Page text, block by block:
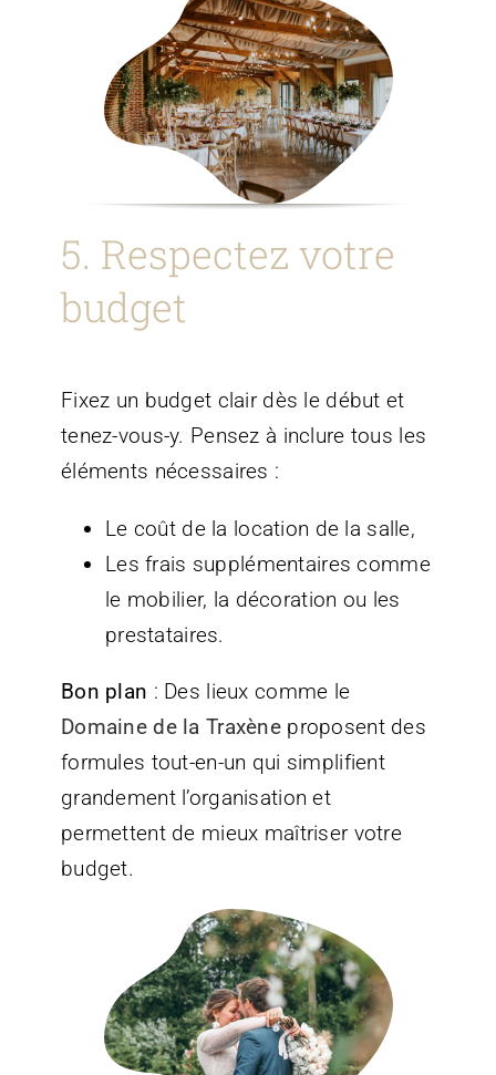
5. Respectez votre
budget
Fixez un budget clair dès le début et
tenez-vous-y. Pensez à inclure tous les
éléments nécessaires :
Le coût de la location de la salle,
Les frais supplémentaires comme
le mobilier, la décoration ou les
prestataires.
Bon plan : Des lieux comme le
Domaine de la Traxèneproposent des
formules tout-en-un qui simplifient
grandement l’organisation et
permettent de mieux maîtriser votre
budget.